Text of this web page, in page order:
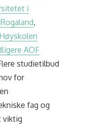
i
,
Høyskolen
AOF
studietilbud
for
fag og
viktig